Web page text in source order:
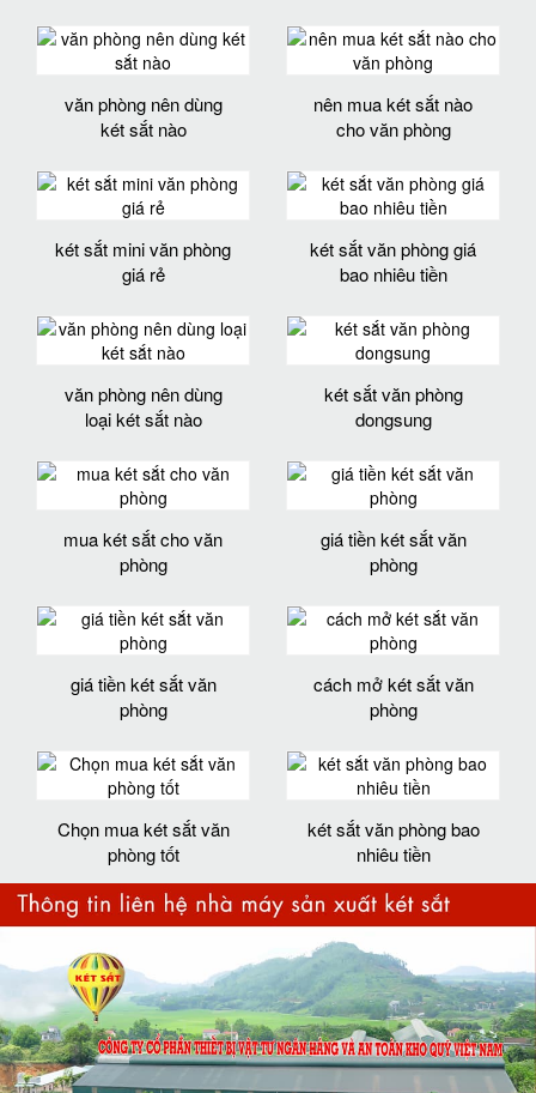
văn phòng nên dùng
két sắt nào
nên mua két sắt nào
cho văn phòng
két sắt mini văn phòng
giá rẻ
két sắt văn phòng giá
bao nhiêu tiền
văn phòng nên dùng
loại két sắt nào
két sắt văn phòng
dongsung
mua két sắt cho văn
phòng
giá tiền két sắt văn
phòng
giá tiền két sắt văn
phòng
cách mở két sắt văn
phòng
Chọn mua két sắt văn
phòng tốt
két sắt văn phòng bao
nhiêu tiền